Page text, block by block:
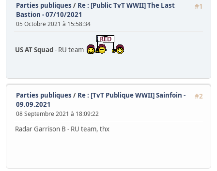
#1
Parties publiques / Re : [Public TvT WWII] The Last
Bastion - 07/10/2021
05 Octobre 2021 à 15:58:34
US AT Squad- RU team
#2
Parties publiques / Re : [TvT Publique WWII] Sainfoin -
09.09.2021
08 Septembre 2021 à 18:09:22
Radar Garrison B - RU team, thx